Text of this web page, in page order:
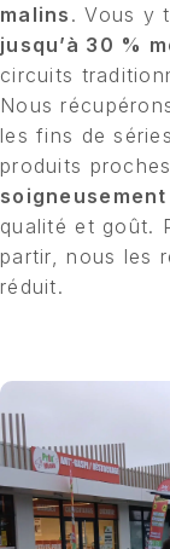
malins . Vous y
jusqu’à 30 %
circuits
Nous
les fins de
produits
qualité et goût.
partir, nous les
réduit.